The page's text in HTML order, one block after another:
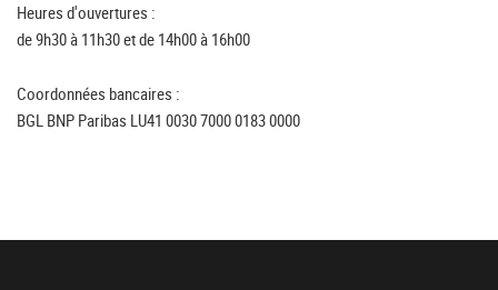
Heures d'ouvertures :
de 9h30 à 11h30 et de 14h00 à 16h00
Coordonnées bancaires :
BGL BNP Paribas LU41 0030 7000 0183 0000